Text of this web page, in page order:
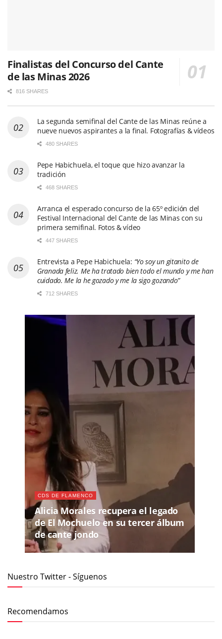
Finalistas del Concurso del Cante
de las Minas 2026
816 SHARES
La segunda semifinal del Cante de las Minas reúne a
nueve nuevos aspirantes a la final. Fotografías & vídeos
480 SHARES
Pepe Habichuela, el toque que hizo avanzar la
tradición
468 SHARES
Arranca el esperado concurso de la 65º edición del
Festival Internacional del Cante de las Minas con su
primera semifinal. Fotos & vídeo
447 SHARES
Entrevista a Pepe Habichuela: “Yo soy un gitanito de
Granada feliz. Me ha tratado bien todo el mundo y me han
cuidado. Me la he gozado y me la sigo gozando”
712 SHARES
CDS DE FLAMENCO
Alicia Morales recupera el legado
de El Mochuelo en su tercer álbum
de cante jondo
Nuestro Twitter - Síguenos
Recomendamos